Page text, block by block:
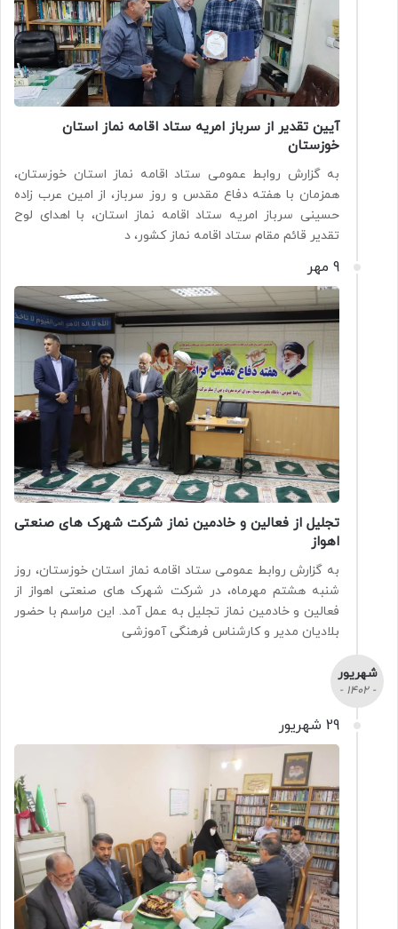
آیین تقدیر از سرباز امریه ستاد اقامه نماز استان
خوزستان
به گزارش روابط عمومی ستاد اقامه نماز استان خوزستان،
همزمان با هفته دفاع مقدس و روز سرباز، از امین عرب زاده
حسینی سرباز امریه ستاد اقامه نماز استان، با اهدای لوح
تقدیر قائم مقام ستاد اقامه نماز کشور، د
9 مهر
تجلیل از فعالین و خادمین نماز شرکت شهرک های صنعتی
اهواز
به گزارش روابط عمومی ستاد اقامه نماز استان خوزستان، روز
شنبه هشتم مهرماه، در شرکت شهرک های صنعتی اهواز از
فعالین و خادمین نماز تجلیل به عمل آمد. این مراسم با حضور
بلادیان مدیر و کارشناس فرهنگی آموزشی
شهریور
- 1402 -
29 شهریور